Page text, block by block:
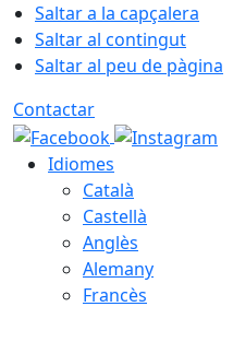
Saltar a la capçalera
Saltar al contingut
Saltar al peu de pàgina
Contactar
Idiomes
Català
Castellà
Anglès
Alemany
Francès